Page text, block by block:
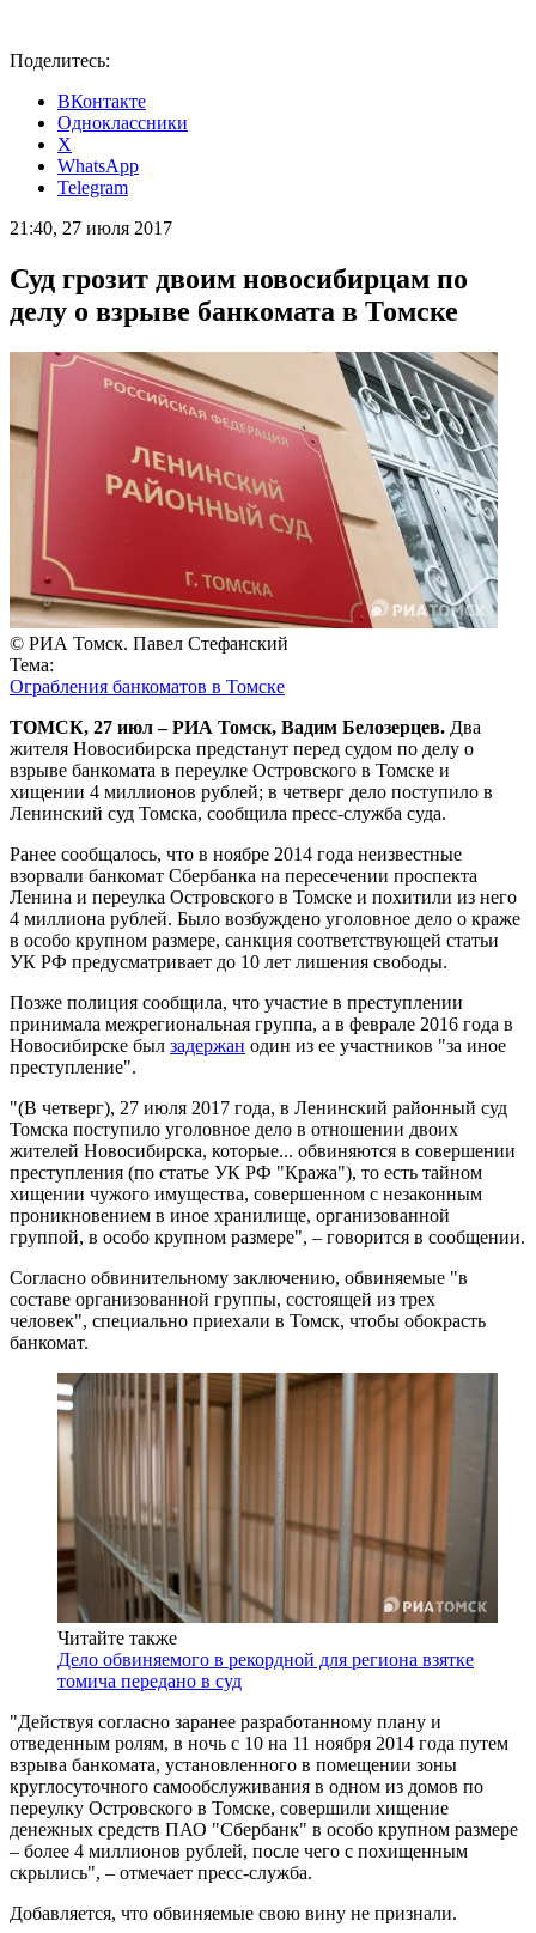
Поделитесь:
ВКонтакте
Одноклассники
X
WhatsApp
Telegram
21:40, 27 июля 2017
Суд грозит двоим новосибирцам по
делу о взрыве банкомата в Томске
© РИА Томск. Павел Стефанский
Тема:
Ограбления банкоматов в Томске
ТОМСК, 27 июл – РИА Томск, Вадим Белозерцев. Два
жителя Новосибирска предстанут перед судом по делу о
взрыве банкомата в переулке Островского в Томске и
хищении 4 миллионов рублей; в четверг дело поступило в
Ленинский суд Томска, сообщила пресс-служба суда.
Ранее сообщалось, что в ноябре 2014 года неизвестные
взорвали банкомат Сбербанка на пересечении проспекта
Ленина и переулка Островского в Томске и похитили из него
4 миллиона рублей. Было возбуждено уголовное дело о краже
в особо крупном размере, санкция соответствующей статьи
УК РФ предусматривает до 10 лет лишения свободы.
Позже полиция сообщила, что участие в преступлении
принимала межрегиональная группа, а в феврале 2016 года в
Новосибирске был задержан один из ее участников "за иное
преступление".
"(В четверг), 27 июля 2017 года, в Ленинский районный суд
Томска поступило уголовное дело в отношении двоих
жителей Новосибирска, которые... обвиняются в совершении
преступления (по статье УК РФ "Кража"), то есть тайном
хищении чужого имущества, совершенном с незаконным
проникновением в иное хранилище, организованной
группой, в особо крупном размере", – говорится в сообщении.
Согласно обвинительному заключению, обвиняемые "в
составе организованной группы, состоящей из трех
человек", специально приехали в Томск, чтобы обокрасть
банкомат.
Читайте также
Дело обвиняемого в рекордной для региона взятке
томича передано в суд
"Действуя согласно заранее разработанному плану и
отведенным ролям, в ночь с 10 на 11 ноября 2014 года путем
взрыва банкомата, установленного в помещении зоны
круглосуточного самообслуживания в одном из домов по
переулку Островского в Томске, совершили хищение
денежных средств ПАО "Сбербанк" в особо крупном размере
– более 4 миллионов рублей, после чего с похищенным
скрылись", – отмечает пресс-служба.
Добавляется, что обвиняемые свою вину не признали.